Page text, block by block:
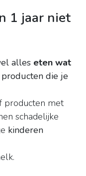
1 jaar niet
alles eten wat
die je
producten met
schadelijke
kinderen